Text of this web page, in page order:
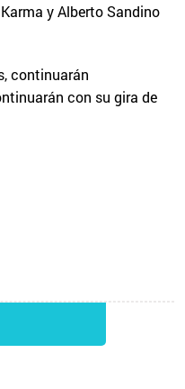
y Alberto Sandino
continuarán
con su gira de